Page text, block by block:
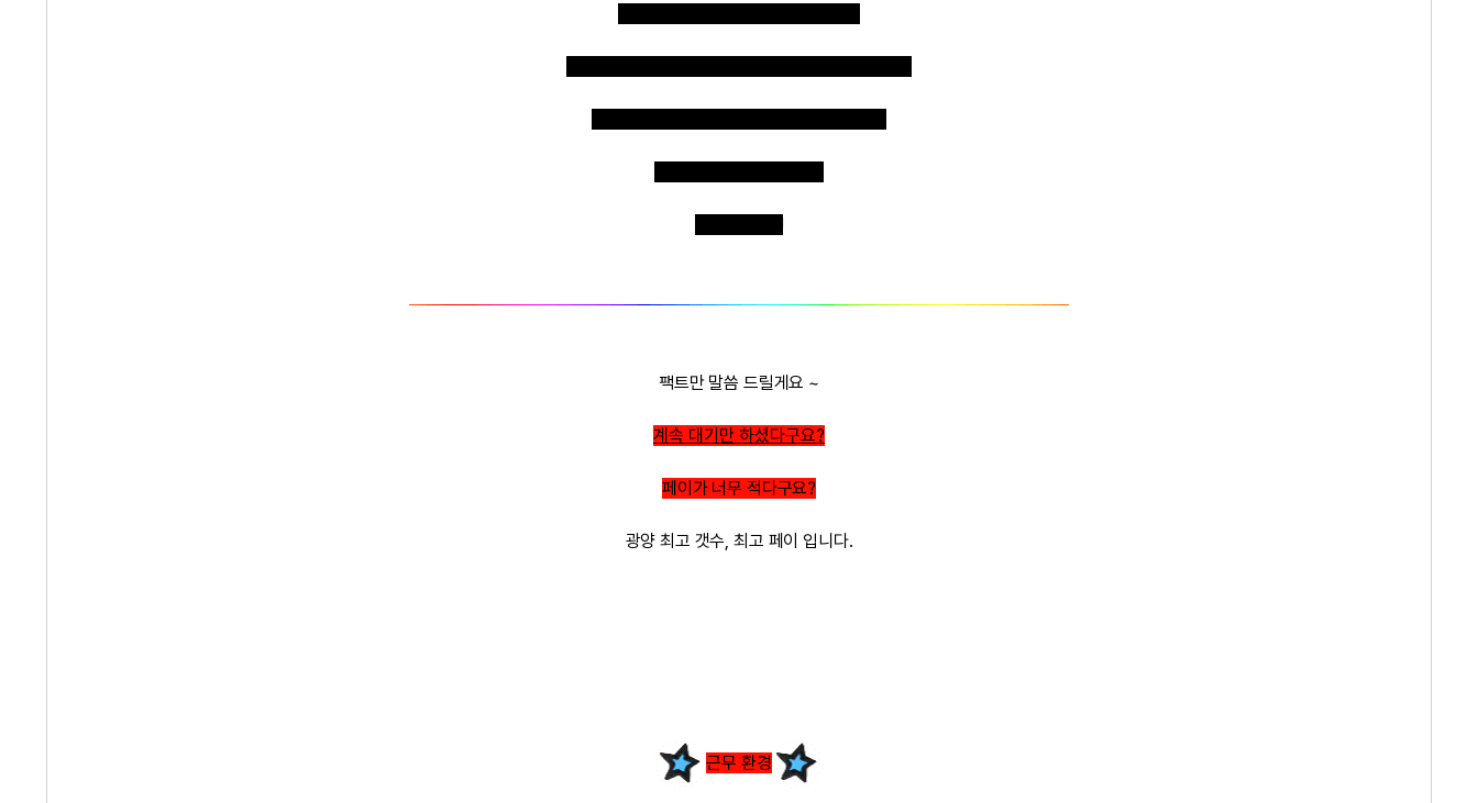
팩트만 말씀 드릴게요 ~
계속 대기만 하셨다구요?
페이가 너무 적다구요?
광양최고 갯수, 최고 페이 입니다.
근무 환경